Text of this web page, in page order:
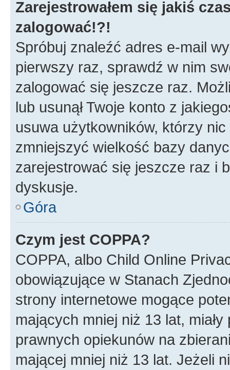
Zarejestrowałem się jakiś
zalogować!?!
Spróbuj znaleźć adres e-mail
pierwszy raz, sprawdź w nim
zalogować się jeszcze raz.
lub usunął Twoje konto z
usuwa użytkowników, którzy
zmniejszyć wielkość bazy
zarejestrować się jeszcze raz i
dyskusje.
Góra
Czym jest COPPA?
COPPA, albo Child Online
obowiązujące w Stanach
strony internetowe mogące
mających mniej niż 13 lat,
prawnych opiekunów na
mającej mniej niż 13 lat. Jeżeli